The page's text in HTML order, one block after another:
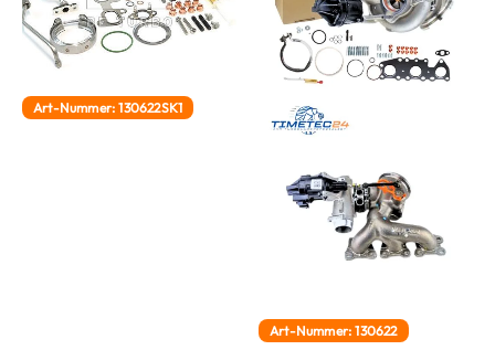
Art-Nummer: 130622SK1
Art-Nummer: 130622